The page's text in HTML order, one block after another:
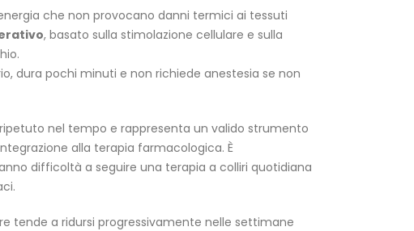
che non provocano danni termici ai tessuti
, basato sulla stimolazione cellulare e sulla
dura pochi minuti e non richiede anestesia se non
nel tempo e rappresenta un valido strumento
alla terapia farmacologica. È
difficoltà a seguire una terapia a colliri quotidiana
tende a ridursi progressivamente nelle settimane